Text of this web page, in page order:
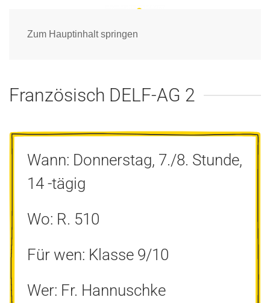
Zum Hauptinhalt springen
Französisch DELF-AG 2
Wann: Donnerstag, 7./8. Stunde,
14 -tägig
Wo: R. 510
Für wen: Klasse 9/10
Wer: Fr. Hannuschke